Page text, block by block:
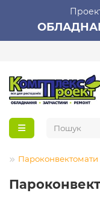
Пароконвектомати